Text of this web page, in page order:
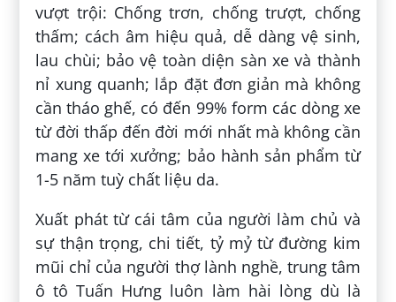
vượt trội: Chống trơn, chống trượt, chống
thấm; cách âm hiệu quả, dễ dàng vệ sinh,
lau chùi; bảo vệ toàn diện sàn xe và thành
nỉ xung quanh; lắp đặt đơn giản mà không
cần tháo ghế, có đến 99% form các dòng xe
từ đời thấp đến đời mới nhất mà không cần
mang xe tới xưởng; bảo hành sản phẩm từ
1-5 năm tuỳ chất liệu da.
Xuất phát từ cái tâm của người làm chủ và
sự thận trọng, chi tiết, tỷ mỷ từ đường kim
mũi chỉ của người thợ lành nghề, trung tâm
ô tô Tuấn Hưng luôn làm hài lòng dù là